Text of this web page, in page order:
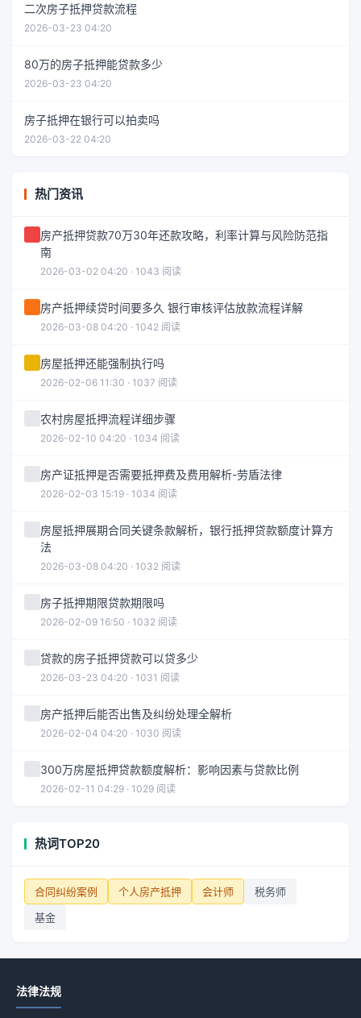
二次房子抵押贷款流程
2026-03-23 04:20
80万的房子抵押能贷款多少
2026-03-23 04:20
房子抵押在银行可以拍卖吗
2026-03-22 04:20
热门资讯
房产抵押贷款70万30年还款攻略，利率计算与风险防范指
南
2026-03-02 04:20 · 1043 阅读
房产抵押续贷时间要多久 银行审核评估放款流程详解
2026-03-08 04:20 · 1042 阅读
房屋抵押还能强制执行吗
2026-02-06 11:30 · 1037 阅读
农村房屋抵押流程详细步骤
2026-02-10 04:20 · 1034 阅读
房产证抵押是否需要抵押费及费用解析-劳盾法律
2026-02-03 15:19 · 1034 阅读
房屋抵押展期合同关键条款解析，银行抵押贷款额度计算方
法
2026-03-08 04:20 · 1032 阅读
房子抵押期限贷款期限吗
2026-02-09 16:50 · 1032 阅读
贷款的房子抵押贷款可以贷多少
2026-03-23 04:20 · 1031 阅读
房产抵押后能否出售及纠纷处理全解析
2026-02-04 04:20 · 1030 阅读
300万房屋抵押贷款额度解析：影响因素与贷款比例
2026-02-11 04:29 · 1029 阅读
热词TOP20
合同纠纷案例 个人房产抵押 会计师
税务师
基金
法律法规